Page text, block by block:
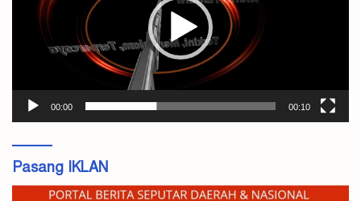
00:00 00:10
Pasang IKLAN